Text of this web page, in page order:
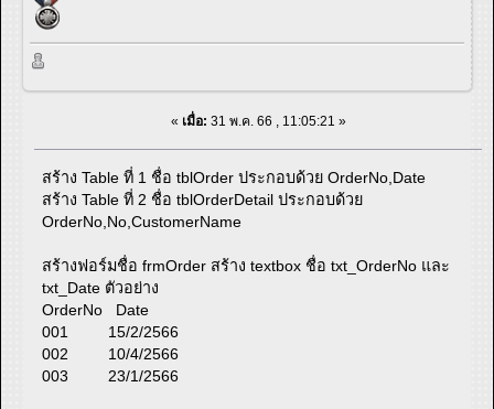
« เมื่อ: 31 พ.ค. 66 , 11:05:21 »
สร้าง Table ที่ 1 ชื่อ tblOrder ประกอบด้วย OrderNo,Date
สร้าง Table ที่ 2 ชื่อ tblOrderDetail ประกอบด้วย
OrderNo,No,CustomerName
สร้างฟอร์มชื่อ frmOrder สร้าง textbox ชื่อ txt_OrderNo และ
txt_Date ตัวอย่าง
OrderNo Date
001 15/2/2566
002 10/4/2566
003 23/1/2566